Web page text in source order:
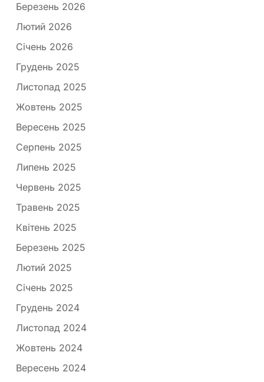
Березень 2026
Лютий 2026
Січень 2026
Грудень 2025
Листопад 2025
Жовтень 2025
Вересень 2025
Серпень 2025
Липень 2025
Червень 2025
Травень 2025
Квітень 2025
Березень 2025
Лютий 2025
Січень 2025
Грудень 2024
Листопад 2024
Жовтень 2024
Вересень 2024